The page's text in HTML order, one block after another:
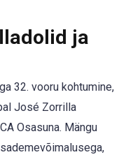
ja
32. vooru kohtumine,
José Zorrilla
Osasuna. Mängu